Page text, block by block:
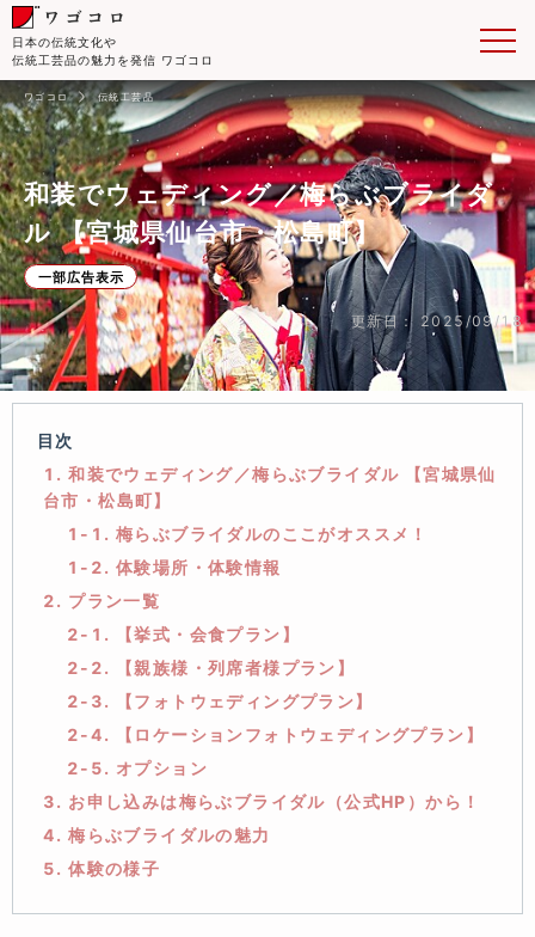
日本の伝統文化や
伝統工芸品の魅力を発信 ワゴコロ
ワゴコロ 伝統工芸品
和装でウェディング／梅らぶブライダ
ル 【宮城県仙台市・松島町】
一部広告表示
更新日： 2025/09/18
目次
1. 和装でウェディング／梅らぶブライダル 【宮城県仙
台市・松島町】
1-1. 梅らぶブライダルのここがオススメ！
1-2. 体験場所・体験情報
2. プラン一覧
2-1. 【挙式・会食プラン】
2-2. 【親族様・列席者様プラン】
2-3. 【フォトウェディングプラン】
2-4. 【ロケーションフォトウェディングプラン】
2-5. オプション
3. お申し込みは梅らぶブライダル（公式HP）から！
4. 梅らぶブライダルの魅力
5. 体験の様子